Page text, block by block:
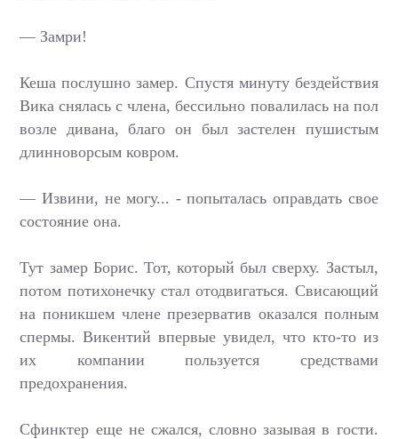
— Замри!
Кеша послушно замер. Спустя минуту бездействия
Вика снялась с члена, бессильно повалилась на пол
возле дивана, благо он был застелен пушистым
длинноворсым ковром.
— Извини, не могу... - попыталась оправдать свое
состояние она.
Тут замер Борис. Тот, который был сверху. Застыл,
потом потихонечку стал отодвигаться. Свисающий
на поникшем члене презерватив оказался полным
спермы. Викентий впервые увидел, что кто-то из
их компании пользуется средствами
предохранения.
Сфинктер еще не сжался, словно зазывая в гости.